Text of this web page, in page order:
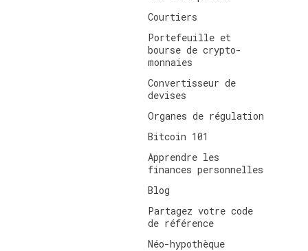
Courtiers
Portefeuille et
bourse de crypto-
monnaies
Convertisseur de
devises
Organes de régulation
Bitcoin 101
Apprendre les
finances personnelles
Blog
Partagez votre code
de référence
Néo-hypothèque